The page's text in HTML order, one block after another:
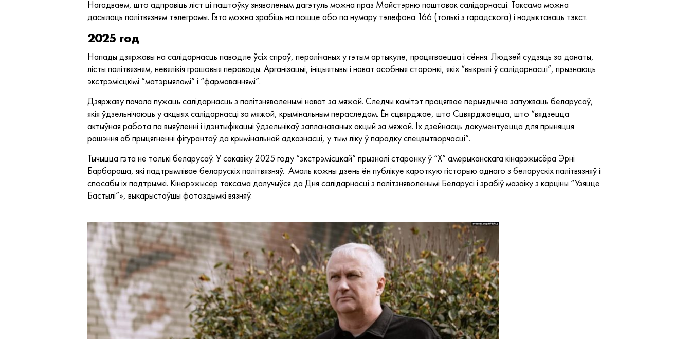
Нагадваем, што адправіць ліст ці паштоўку зняволеным дагэтуль можна праз Майстэрню паштовак салідарнасці. Таксама можна
дасылаць палітвязням тэлеграмы. Гэта можна зрабіць на пошце або па нумару тэлефона 166 (толькі з гарадскога) і надыктаваць тэкст.
2025 год
Напады дзяржавы на салідарнасць паводле ўсіх спраў, пералічаных у гэтым артыкуле, працягваецца і сёння. Людзей судзяць за данаты,
лісты палітвязням, невялікія грашовыя пераводы. Арганізацыі, ініцыятывы і нават асобныя старонкі, якіх “выкрылі ў салідарнасці”, прызнаюць
экстрэмісцкімі “матэрыяламі” і “фармаваннямі”.
Дзяржаву пачала пужаць салідарнасць з палітзняволенымі нават за мяжой. Следчы камітэт працягвае перыядычна запужваць беларусаў,
якія ўдзельнічаюць у акцыях салідарнасці за мяжой, крымінальным пераследам. Ён сцвярджае, што Сцвярджаецца, што “вядзецца
актыўная работа па выяўленні і ідэнтыфікацыі ўдзельнікаў запланаваных акцый за мяжой. Іх дзейнасць дакументуецца для прыняцця
рашэння аб прыцягненні фігурантаў да крымінальнай адказнасці, у тым ліку ў парадку спецвытворчасці”.
Тычыцца гэта не толькі беларусаў. У сакавіку 2025 году “экстрэмісцкай” прызналі старонку ў “Х” амерыканскага кінарэжысёра Эрні
Барбараша, які падтрымлівае беларускіх палітвязняў. Амаль кожны дзень ён публікуе кароткую гісторыю аднаго з беларускіх палітвязняў і
спосабы іх падтрымкі. Кінарэжысёр таксама далучыўся да Дня салідарнасці з палітзняволенымі Беларусі і зрабіў мазаіку з карціны “Узяцце
Бастылі”», выкарыстаўшы фотаздымкі вязняў.